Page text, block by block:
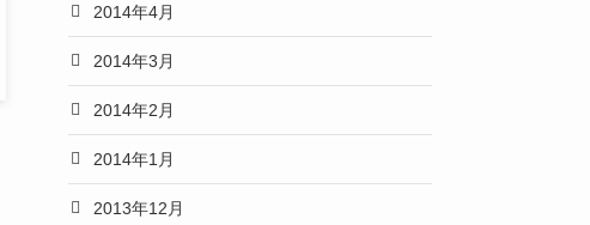
2014年4月
2014年3月
2014年2月
2014年1月
2013年12月